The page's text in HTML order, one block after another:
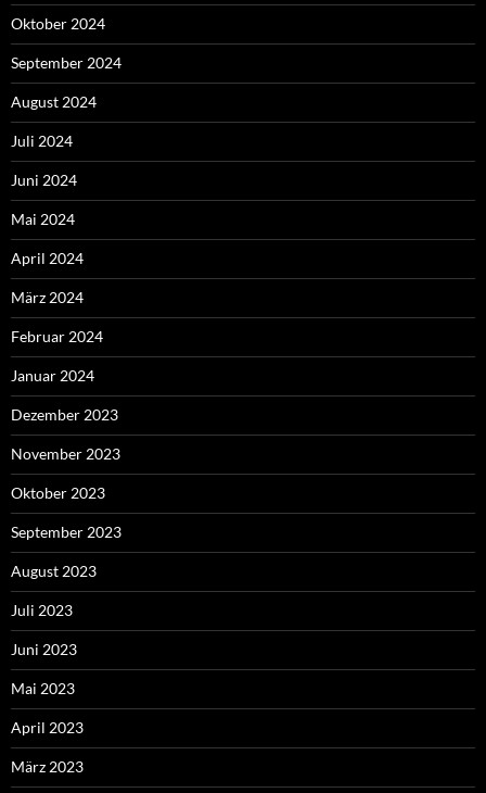
Oktober 2024
September 2024
August 2024
Juli 2024
Juni 2024
Mai 2024
April 2024
März 2024
Februar 2024
Januar 2024
Dezember 2023
November 2023
Oktober 2023
September 2023
August 2023
Juli 2023
Juni 2023
Mai 2023
April 2023
März 2023